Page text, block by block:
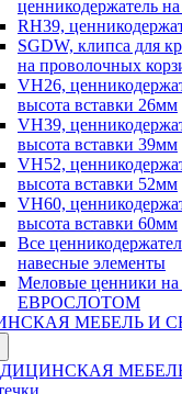
ценникодержатель
RH39,
SGDW, клипса для
на проволочных
VH26,
высота вставки 26мм
VH39,
высота вставки 39мм
VH52,
высота вставки 52мм
VH60,
высота вставки 60мм
Все
навесные элементы
Меловые ценники на
ЕВРОСЛОТОМ
МЕБЕЛЬ И